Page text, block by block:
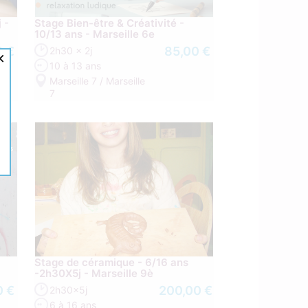
-
€
Stage Bien-être & Créativité -
10/13 ans - Marseille 6e
2h30 x 2j
10 à 13 ans
Marseille 7 / Marseille
7
85,00 €
€
Stage de céramique - 6/16 ans
-2h30X5j - Marseille 9è
2h30x5j
6 à 16 ans
200,00 €